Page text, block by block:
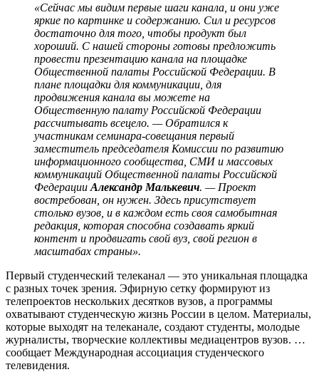
«Сейчас мы видим первые шаги канала, и они уже
яркие по картинке и содержанию. Сил и ресурсов
достаточно для того, чтобы продукт был
хороший. С нашей стороны готовы предложить
провести презентацию канала на площадке
Общественной палаты Российской Федерации. В
плане площадки для коммуникации, для
продвижения канала вы можете на
Общественную палату Российской Федерации
рассчитывать всецело. — Обратился к
участникам семинара-совещания первый
заместитель председателя Комиссии по развитию
информационного сообщества, СМИ и массовых
коммуникаций Общественной палаты Российской
Федерации Александр Малькевич. — Проект
востребован, он нужен. Здесь присутствует
столько вузов, и в каждом есть своя самобытная
редакция, которая способна создавать яркий
контент и продвигать свой вуз, свой регион в
масштабах страны».
Первый студенческий телеканал — это уникальная площадка
с разных точек зрения. Эфирную сетку формируют из
телепроектов нескольких десятков вузов, а программы
охватывают студенческую жизнь России в целом. Материалы,
которые выходят на телеканале, создают студенты, молодые
журналисты, творческие коллективы медиацентров вузов. …
сообщает Международная ассоциация студенческого
телевидения.